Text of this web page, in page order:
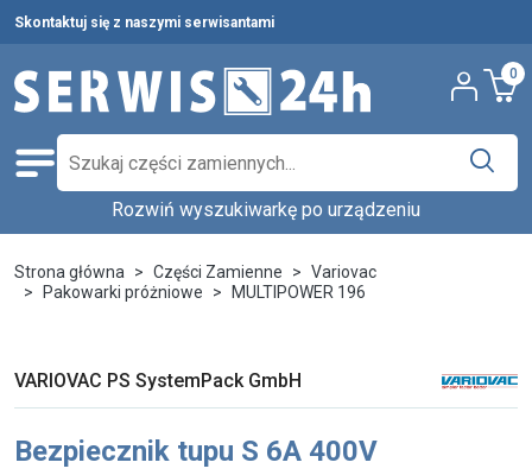
Skontaktuj się z naszymi serwisantami
0
Części zamienne
Pełna oferta
Środki czystości
Ostatnie sztuki
Serwis urządzeń
aby znaleźć części w katalogu.
Rozwiń wyszukiwarkę po urządzeniu
Strona główna Części Zamienne
Variovac
Pakowarki próżniowe
MULTIPOWER 196
VARIOVAC PS SystemPack GmbH
Bezpiecznik tupu S 6A 400V